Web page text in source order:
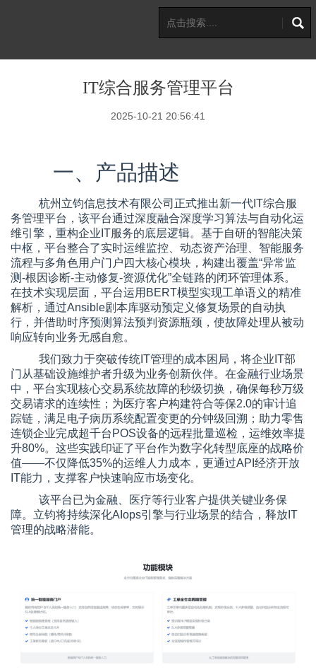
IT综合服务管理平台
2025-10-21 20:56:41
一、产品描述
杭州立钧信息技术有限公司正式推出新一代IT综合服
务管理平台，该平台通过深度融合深度学习算法与自动化运
维引擎，重构企业IT服务的底层逻辑。基于自研的智能决策
中枢，平台整合了实时运维监控、动态资产治理、智能服务
流程与多角色用户门户四大核心模块，构建出覆盖“异常监
测-根因诊断-主动修复-资源优化”全链路的闭环管理体系。
在技术实现层面，平台运用BERT模型实现工单语义的精准
解析，通过Ansible剧本库驱动预定义修复场景的自动执
行，并借助时序预测算法预判资源瓶颈，使故障处理从被动
响应转向业务无感自愈。
我们致力于突破传统IT管理的成本困局，将企业IT部
门从基础设施维护者升级为业务创新伙伴。在金融行业场景
中，平台实现核心交易系统故障的秒级切换，确保每秒万级
交易请求的连续性；为医疗客户构建符合等保2.0的审计追
踪链，满足电子病历系统配置变更的分钟级回溯；助力零售
连锁企业完成超千台POS设备的远程批量巡检，运维效率提
升80%。这些实践印证了平台作为数字化转型底座的战略价
值——不仅降低35%的运维人力成本，更通过API经济开放
IT能力，支撑客户快速响应市场变化。
该平台已为金融、医疗等行业客户提供关键业务保
障。立钧将持续深化AIops引擎与行业场景的结合，释放IT
管理的战略潜能。